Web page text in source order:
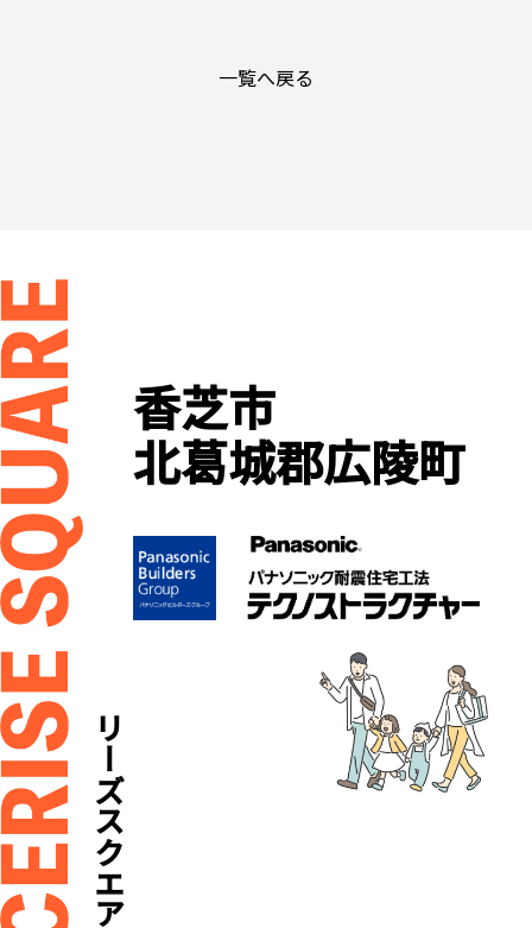
一覧へ戻る
セリーズスクエア
香芝市
北葛城郡広陵町